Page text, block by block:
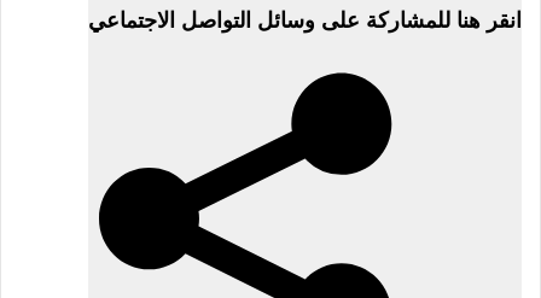
في
انقر هنا للمشاركة على وسائل التواصل الاجتماعي